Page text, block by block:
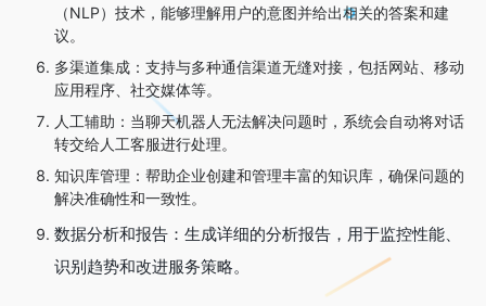
（NLP）技术，能够理解用户的意图并给出相关的答案和建
议。
多渠道集成：支持与多种通信渠道无缝对接，包括网站、移动
应用程序、社交媒体等。
人工辅助：当聊天机器人无法解决问题时，系统会自动将对话
转交给人工客服进行处理。
知识库管理：帮助企业创建和管理丰富的知识库，确保问题的
解决准确性和一致性。
数据分析和报告：生成详细的分析报告，用于监控性能、
识别趋势和改进服务策略。